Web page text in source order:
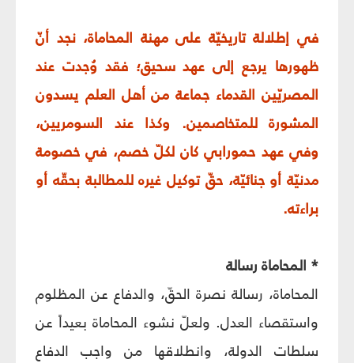
في إطلالة تاريخيّة على مهنة المحاماة، نجد أنّ
ظهورها يرجع إلى عهد سحيق؛ فقد وُجدت عند
المصريّين القدماء جماعة من أهل العلم يسدون
المشورة للمتخاصمين. وكذا عند السومريين،
وفي عهد حمورابي كان لكلّ خصم، في خصومة
مدنيّة أو جنائيّة، حقّ توكيل غيره للمطالبة بحقّه أو
براءته.
* المحاماة رسالة
المحاماة، رسالة نصرة الحقّ، والدفاع عن المظلوم
واستقصاء العدل. ولعلّ نشوء المحاماة بعيداً عن
سلطات الدولة، وانطلاقها من واجب الدفاع